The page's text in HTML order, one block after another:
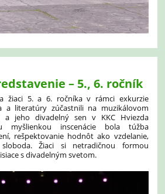
– 5., 6. ročník
žiaci 5. a 6. ročníka v rámci exkurzie
a literatúry zúčastnili na muzikálovom
a jeho divadelný sen v KKC Hviezda
myšlienkou inscenácie bola túžba
rešpektovanie hodnôt ako vzdelanie,
Žiaci si netradičnou formou
s divadelným svetom.